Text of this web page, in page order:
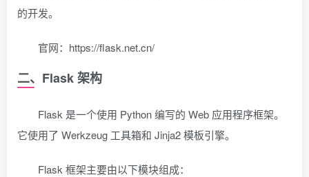
的开发。
官网：https://flask.net.cn/
二、Flask 架构
Flask 是一个使用 Python 编写的 Web 应用程序框架。
它使用了 Werkzeug 工具箱和 Jinja2 模板引擎。
Flask 框架主要由以下模块组成：